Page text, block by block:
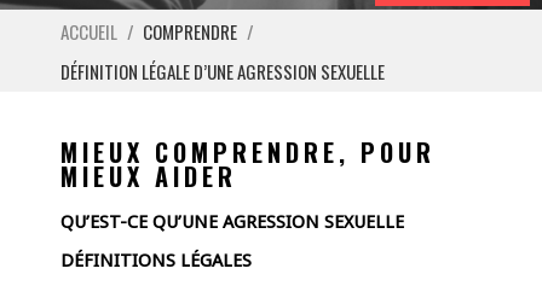
ACCUEIL / COMPRENDRE /
DÉFINITION LÉGALE D’UNE AGRESSION SEXUELLE
MIEUX COMPRENDRE, POUR
MIEUX AIDER
QU’EST-CE QU’UNE AGRESSION SEXUELLE
DÉFINITIONS LÉGALES